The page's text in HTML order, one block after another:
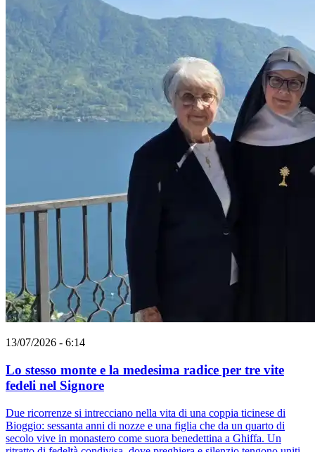
13/07/2026 - 6:14
Lo stesso monte e la medesima radice per tre vite
fedeli nel Signore
Due ricorrenze si intrecciano nella vita di una coppia ticinese di
Bioggio: sessanta anni di nozze e una figlia che da un quarto di
secolo vive in monastero come suora benedettina a Ghiffa. Un